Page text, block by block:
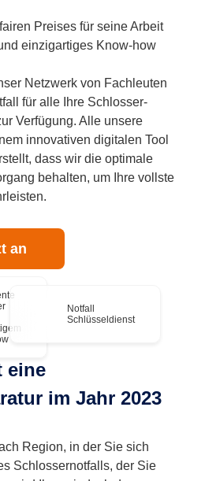
Notfall
Schlüsseldienst
Preises für seine Arbeit
einzigartiges Know-how
Netzwerk von Fachleuten
für alle Ihre Schlosser-
Verfügung. Alle unsere
innovativen digitalen Tool
dass wir die optimale
behalten, um Ihre vollste
an
eine
im Jahr 2023
Region, in der Sie sich
Schlossernotfalls, der Sie